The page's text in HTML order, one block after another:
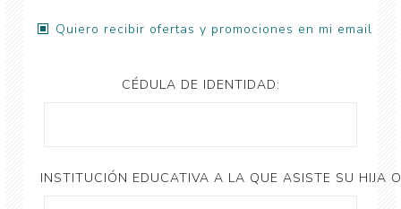
Quiero recibir ofertas y promociones en mi email
CÉDULA DE IDENTIDAD:
INSTITUCIÓN EDUCATIVA A LA QUE ASISTE SU HIJA